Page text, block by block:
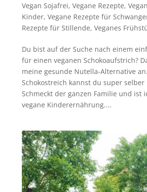
Vegan Sojafrei, Vegane Rezepte,
Kinder, Vegane Rezepte für
Rezepte für Stillende, Veganes
Du bist auf der Suche nach einem
für einen veganen Schokoaufstrich?
meine gesunde Nutella-Alternative
Schokostreich kannst du super selber
Schmeckt der ganzen Familie und ist
vegane Kinderernährung....